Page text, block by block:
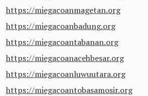
https://miegacoanmagetan.org
https://miegacoanbadung.org
https://miegacoantabanan.org
https://miegacoanacehbesar.org
https://miegacoanluwuutara.org
https://miegacoantobasamosir.org